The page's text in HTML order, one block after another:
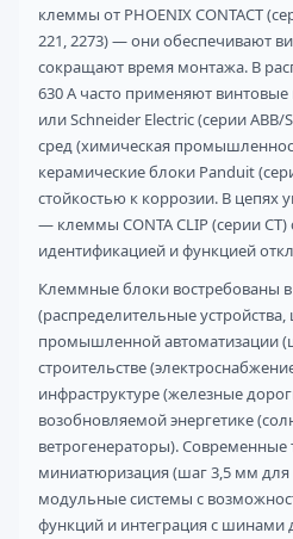
клеммы от PHOENIX CONTACT
221, 2273) — они обеспечивают
сокращают время монтажа. В
630 А часто применяют
или Schneider Electric (серии
сред (химическая
керамические блоки Panduit
стойкостью к коррозии. В цепях
— клеммы CONTA CLIP (серии CT)
идентификацией и функцией
Клеммные блоки востребованы в
(распределительные
промышленной автоматизации
строительстве
инфраструктуре (железные
возобновляемой энергетике
ветрогенераторы). Современные
миниатюризация (шаг 3,5 мм
модульные системы с
функций и интеграция с шинами